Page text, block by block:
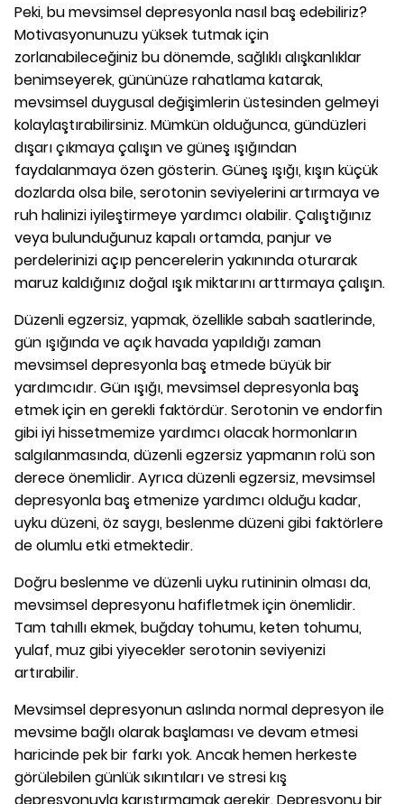
Peki, bu mevsimsel depresyonla nasıl baş edebiliriz?
Motivasyonunuzu yüksek tutmak için
zorlanabileceğiniz bu dönemde, sağlıklı alışkanlıklar
benimseyerek, gününüze rahatlama katarak,
mevsimsel duygusal değişimlerin üstesinden gelmeyi
kolaylaştırabilirsiniz. Mümkün olduğunca, gündüzleri
dışarı çıkmaya çalışın ve güneş ışığından
faydalanmaya özen gösterin. Güneş ışığı, kışın küçük
dozlarda olsa bile, serotonin seviyelerini artırmaya ve
ruh halinizi iyileştirmeye yardımcı olabilir. Çalıştığınız
veya bulunduğunuz kapalı ortamda, panjur ve
perdelerinizi açıp pencerelerin yakınında oturarak
maruz kaldığınız doğal ışık miktarını arttırmaya çalışın.
Düzenli egzersiz, yapmak, özellikle sabah saatlerinde,
gün ışığında ve açık havada yapıldığı zaman
mevsimsel depresyonla baş etmede büyük bir
yardımcıdır. Gün ışığı, mevsimsel depresyonla baş
etmek için en gerekli faktördür. Serotonin ve endorfin
gibi iyi hissetmemize yardımcı olacak hormonların
salgılanmasında, düzenli egzersiz yapmanın rolü son
derece önemlidir. Ayrıca düzenli egzersiz, mevsimsel
depresyonla baş etmenize yardımcı olduğu kadar,
uyku düzeni, öz saygı, beslenme düzeni gibi faktörlere
de olumlu etki etmektedir.
Doğru beslenme ve düzenli uyku rutininin olması da,
mevsimsel depresyonu hafifletmek için önemlidir.
Tam tahıllı ekmek, buğday tohumu, keten tohumu,
yulaf, muz gibi yiyecekler serotonin seviyenizi
artırabilir.
Mevsimsel depresyonun aslında normal depresyon ile
mevsime bağlı olarak başlaması ve devam etmesi
haricinde pek bir farkı yok. Ancak hemen herkeste
görülebilen günlük sıkıntıları ve stresi kış
depresyonuyla karıştırmamak gerekir. Depresyonu bir